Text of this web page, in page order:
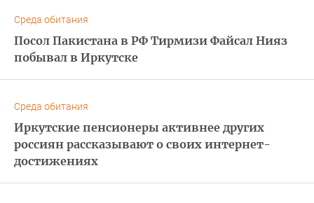
Среда обитания
Посол Пакистана в РФ Тирмизи Файсал Нияз
побывал в Иркутске
Среда обитания
Иркутские пенсионеры активнее других
россиян рассказывают о своих интернет-
достижениях